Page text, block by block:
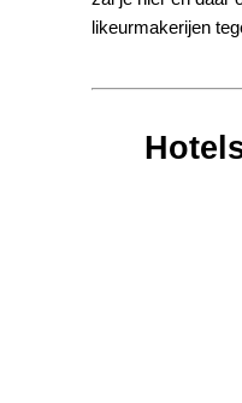
likeurmakerijen